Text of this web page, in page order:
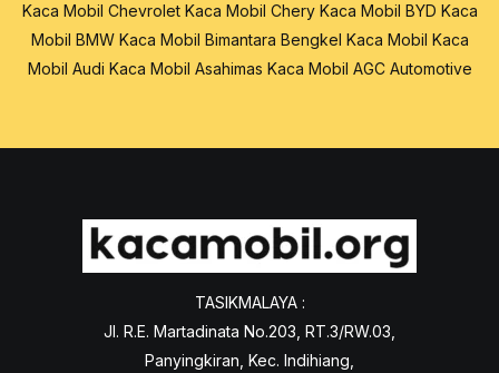
Kaca Mobil Chevrolet Kaca Mobil Chery Kaca Mobil BYD Kaca
Mobil BMW Kaca Mobil Bimantara Bengkel Kaca Mobil Kaca
Mobil Audi Kaca Mobil Asahimas Kaca Mobil AGC Automotive
TASIKMALAYA :
Jl. R.E. Martadinata No.203, RT.3/RW.03,
Panyingkiran, Kec. Indihiang,